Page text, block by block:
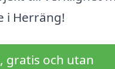
i Herräng!
gratis och utan